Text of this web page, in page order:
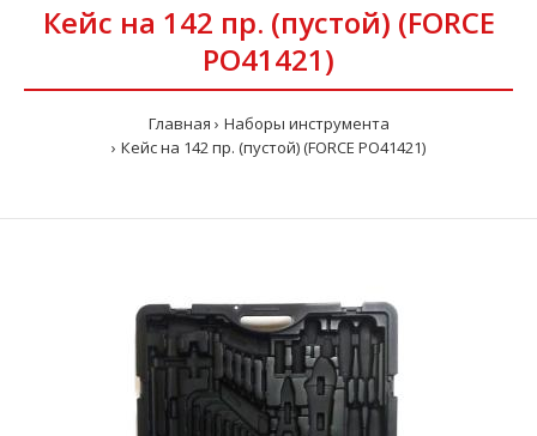
Кейс на 142 пр. (пустой) (FORCE
PO41421)
Главная
Наборы инструмента
Кейс на 142 пр. (пустой) (FORCE PO41421)